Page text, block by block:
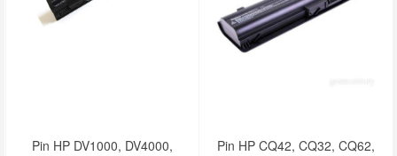
Pin HP DV1000, DV4000,
Pin HP CQ42, CQ32, CQ62,